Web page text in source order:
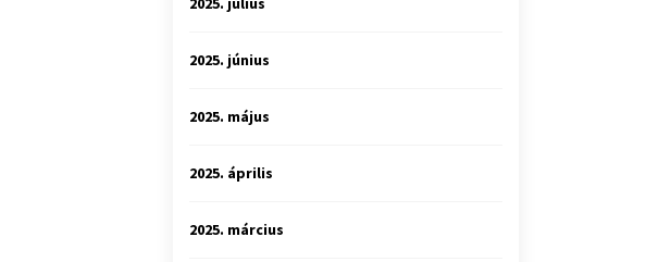
2025. június
2025. május
2025. április
2025. március